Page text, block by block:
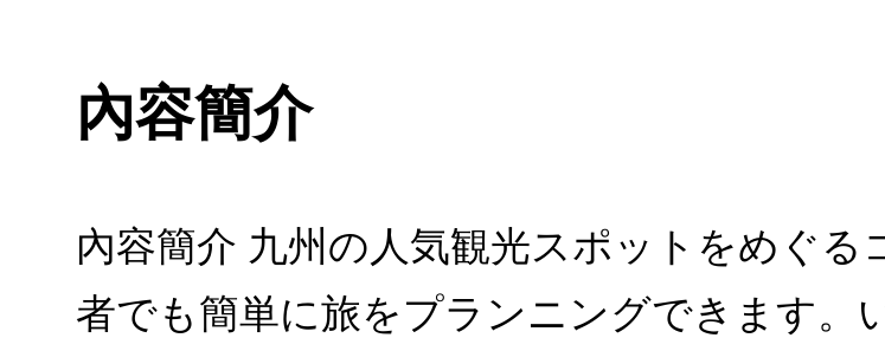
內容簡介
內容簡介 九州の人気観光スポットをめぐ
者でも簡単に旅をプランニングできます。